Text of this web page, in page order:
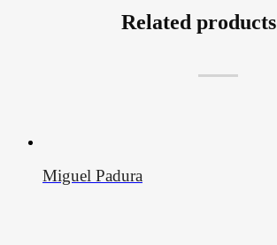
Related products
Miguel Padura